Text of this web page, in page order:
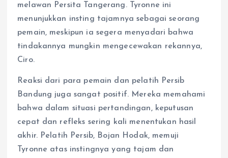
melawan Persita Tangerang. Tyronne ini
menunjukkan insting tajamnya sebagai seorang
pemain, meskipun ia segera menyadari bahwa
tindakannya mungkin mengecewakan rekannya,
Ciro.
Reaksi dari para pemain dan pelatih Persib
Bandung juga sangat positif. Mereka memahami
bahwa dalam situasi pertandingan, keputusan
cepat dan refleks sering kali menentukan hasil
akhir. Pelatih Persib, Bojan Hodak, memuji
Tyronne atas instingnya yang tajam dan